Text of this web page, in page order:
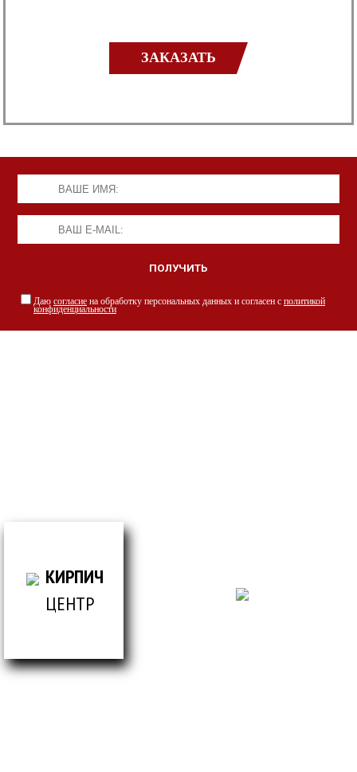
ЗАКАЗАТЬ
Даю согласие на обработку персональных данных и согласен с политикой
конфиденциальности
КИРПИЧ
ЦЕНТР